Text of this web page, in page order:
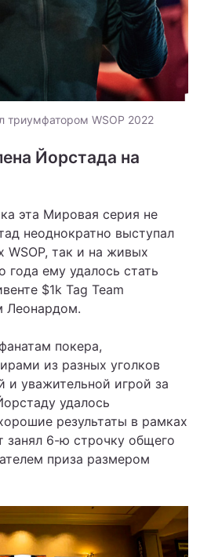
триумфатором WSOP 2022
Йорстада на
эта Мировая серия не
неоднократно выступал
WSOP, так и на живых
года ему удалось стать
$1k Tag Team
Леонардом.
покера,
из разных уголков
и уважительной игрой за
удалось
результаты в рамках
занял 6-ю строчку общего
приза размером